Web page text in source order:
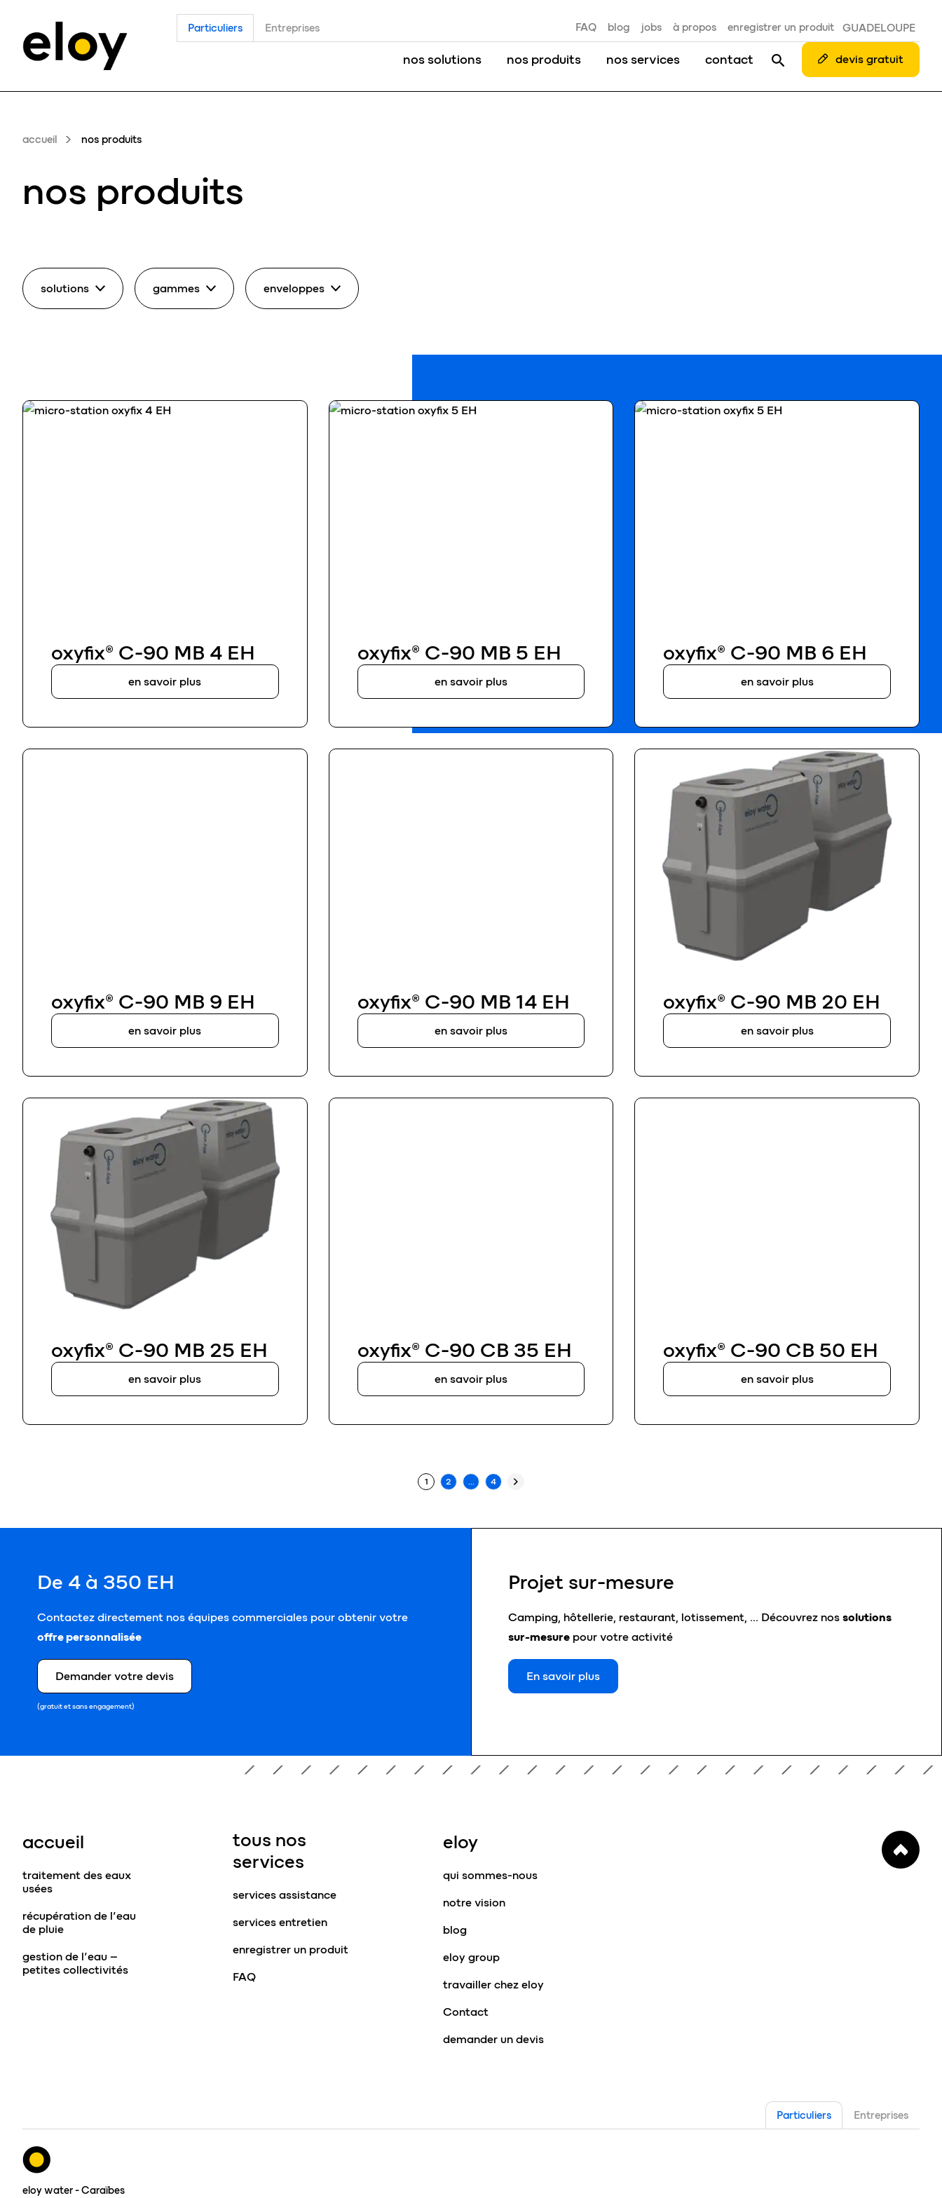
Particuliers Entreprises FAQ blog jobs à propos enregistrer un produit GUADELOUPE
nos solutions nos produits nos services contact devis gratuit
accueil nos produits
nos produits
oxyfix® C-90 MB 4 EH
en savoir plus
oxyfix® C-90 MB 5 EH
en savoir plus
oxyfix® C-90 MB 6 EH
en savoir plus
oxyfix® C-90 MB 9 EH
en savoir plus
oxyfix® C-90 MB 14 EH
en savoir plus
oxyfix® C-90 MB 20 EH
en savoir plus
oxyfix® C-90 MB 25 EH
en savoir plus
oxyfix® C-90 CB 35 EH
en savoir plus
oxyfix® C-90 CB 50 EH
en savoir plus
1 2 … 4
De 4 à 350 EH
Contactez directement nos équipes commerciales pour obtenir votre
offre personnalisée
Demander votre devis
(gratuit et sans engagement)
Projet sur-mesure
Camping, hôtellerie, restaurant, lotissement, … Découvrez nos solutions
sur-mesure pour votre activité
En savoir plus
accueil
traitement des eaux
usées
récupération de l’eau
de pluie
gestion de l’eau –
petites collectivités
tous nos
services
services assistance
services entretien
enregistrer un produit
FAQ
eloy
qui sommes-nous
notre vision
blog
eloy group
travailler chez eloy
Contact
demander un devis
Particuliers Entreprises
eloy water - Caraïbes